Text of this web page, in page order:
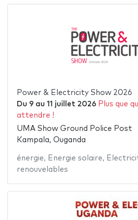
Power & Electricity Show 2026
Du 9au 11 juillet 2026 Plus que
attendre !
UMA Show Ground Police Post
Kampala, Ouganda
énergie, Energie solaire,
renouvelables